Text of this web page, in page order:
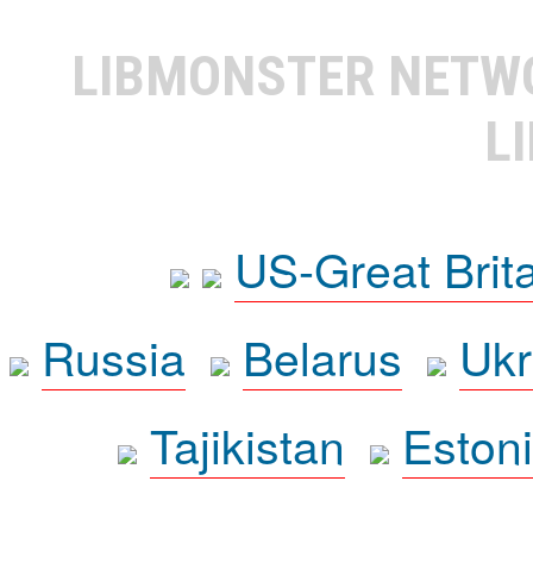
LIBMONSTER
US-Great
Russia
Belarus
Tajikistan